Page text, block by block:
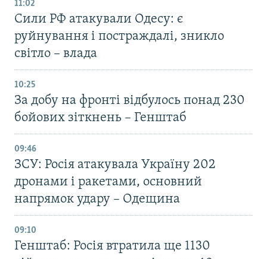
11:02
Сили РФ атакували Одесу: є
руйнування і постраждалі, зникло
світло – влада
10:25
За добу на фронті відбулось понад 230
бойових зіткнень – Генштаб
09:46
ЗСУ: Росія атакувала Україну 202
дронами і ракетами, основний
напрямок удару – Одещина
09:10
Генштаб: Росія втратила ще 1130